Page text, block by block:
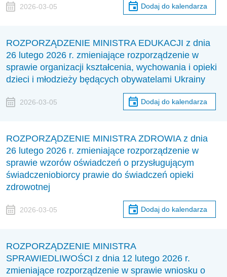
2026-03-05 Dodaj do kalendarza
ROZPORZĄDZENIE MINISTRA EDUKACJI z dnia
26 lutego 2026 r. zmieniające rozporządzenie w
sprawie organizacji kształcenia, wychowania i opieki
dzieci i młodzieży będących obywatelami Ukrainy
2026-03-05 Dodaj do kalendarza
ROZPORZĄDZENIE MINISTRA ZDROWIA z dnia
26 lutego 2026 r. zmieniające rozporządzenie w
sprawie wzorów oświadczeń o przysługującym
świadczeniobiorcy prawie do świadczeń opieki
zdrowotnej
2026-03-05 Dodaj do kalendarza
ROZPORZĄDZENIE MINISTRA
SPRAWIEDLIWOŚCI z dnia 12 lutego 2026 r.
zmieniające rozporządzenie w sprawie wniosku o